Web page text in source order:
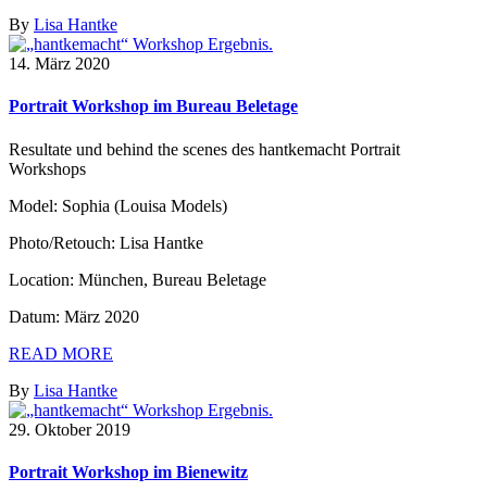
By Lisa Hantke
14. März 2020
Portrait Workshop im Bureau Beletage
Resultate und behind the scenes des hantkemacht Portrait
Workshops
Model: Sophia (Louisa Models)
Photo/Retouch: Lisa Hantke
Location: München, Bureau Beletage
Datum: März 2020
READ MORE
By Lisa Hantke
29. Oktober 2019
Portrait Workshop im Bienewitz